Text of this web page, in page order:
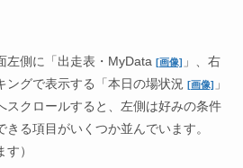
左側に「出走表・MyData [画像] 」、右
ングで表示する「本日の場状況 [画像] 」
スクロールすると、左側は好みの条件
る項目がいくつか並んでいます。
）